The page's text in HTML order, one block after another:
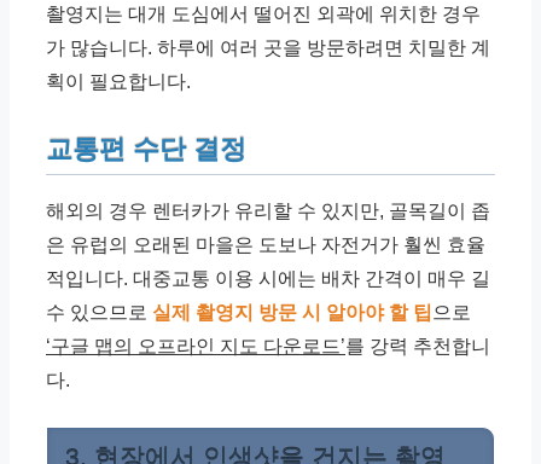
촬영지는 대개 도심에서 떨어진 외곽에 위치한 경우
가 많습니다. 하루에 여러 곳을 방문하려면 치밀한 계
획이 필요합니다.
교통편 수단 결정
해외의 경우 렌터카가 유리할 수 있지만, 골목길이 좁
은 유럽의 오래된 마을은 도보나 자전거가 훨씬 효율
적입니다. 대중교통 이용 시에는 배차 간격이 매우 길
수 있으므로 실제 촬영지 방문 시 알아야 할 팁 으로
‘구글 맵의 오프라인 지도 다운로드’를 강력 추천합니
다.
3. 현장에서 인생샷을 건지는 촬영